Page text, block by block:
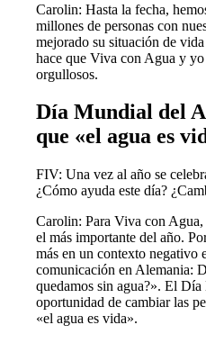
Carolin: Hasta la fecha,
millones de personas con
mejorado su situación de
hace que Viva con Agua y
orgullosos.
Día Mundial del
que «el agua es
FIV: Una vez al año se
¿Cómo ayuda este día?
Carolin: Para Viva con
el más importante del año.
más en un contexto negativo
comunicación en Alemania:
quedamos sin agua?». El
oportunidad de cambiar las
«el agua es vida».